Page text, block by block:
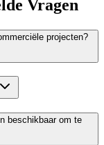
Vragen
projecten?
beschikbaar om te